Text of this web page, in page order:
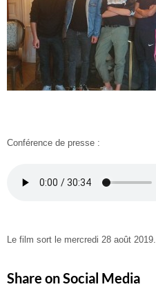
Conférence de presse :
Le film sort le mercredi 28 août 2019.
Share on Social Media